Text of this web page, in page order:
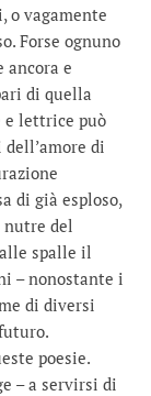
vagamente
Forse ognuno
ancora e
di quella
e lettrice può
di
di già esploso,
nutre del
spalle il
– nonostante i
di diversi
poesie.
– a servirsi di